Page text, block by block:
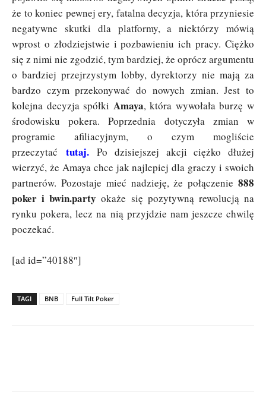
że to koniec pewnej ery, fatalna decyzja, która przyniesie
negatywne skutki dla platformy, a niektórzy mówią
wprost o złodziejstwie i pozbawieniu ich pracy. Ciężko
się z nimi nie zgodzić, tym bardziej, że oprócz argumentu
o bardziej przejrzystym lobby, dyrektorzy nie mają za
bardzo czym przekonywać do nowych zmian. Jest to
kolejna decyzja spółki Amaya, która wywołała burzę w
środowisku pokera. Poprzednia dotyczyła zmian w
programie afiliacyjnym, o czym mogliście
przeczytać tutaj.Po dzisiejszej akcji ciężko dłużej
wierzyć, że Amaya chce jak najlepiej dla graczy i swoich
partnerów. Pozostaje mieć nadzieję, że połączenie 888
poker i bwin.party okaże się pozytywną rewolucją na
rynku pokera, lecz na nią przyjdzie nam jeszcze chwilę
poczekać.
[ad id=”40188″]
TAGI BNB Full Tilt Poker